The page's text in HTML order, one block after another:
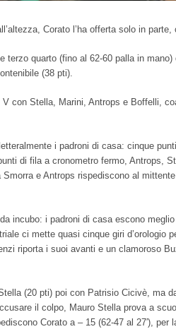
Corato l’ha offerta solo in
quarto (fino al 62-60 palla in
(38 pti).
con Stella, Marini, Antrops e Boffelli,
i padroni di casa: cinque
di fila a cronometro fermo, Antrops,
e Antrops rispediscono al
incubo: i padroni di casa escono
ci mette quasi cinque giri
riporta i suoi avanti e un clamoroso
(20 pti) poi con Patrisio Cicivè, ma
il colpo, Mauro Stella prova a
Corato a – 15 (62-47 al 27′),